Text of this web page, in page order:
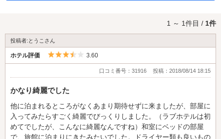
1 ～ 1件目 / 1件
投稿者:とうこさん
ホテル評価 5つ星のうち3.5
3.60
口コミ番号：31916 投稿：2018/08/14 18:15
かなり綺麗でした
他に泊まれるところがなくあまり期待せずに来ましたが、部屋に
入ってみたらすごく綺麗でびっくりしました。（ラブホテルは初
めてでしたが、こんなに綺麗なんですね）和室にベッドの部屋
で、旅館に泊まりにきたみたいでした。ドライヤー類も良いもの